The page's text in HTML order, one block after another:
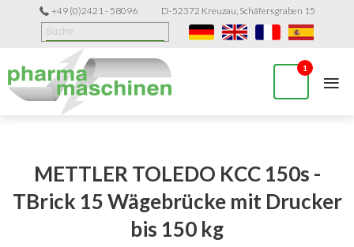
+49 (0)2421 - 58096 D-52372 Kreuzau, Schäfersgraben 15
1 ≡
METTLER TOLEDO KCC 150s -
TBrick 15 Wägebrücke mit Drucker
bis 150 kg